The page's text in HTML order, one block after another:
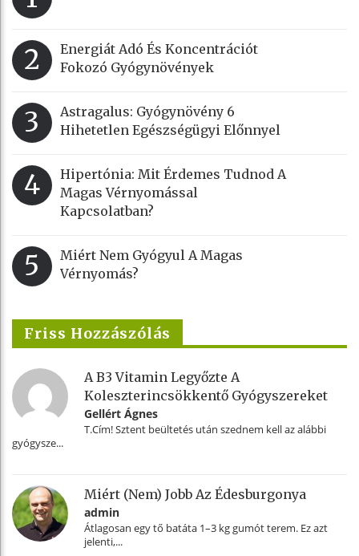
2
Energiát Adó És Koncentrációt
Fokozó Gyógynövények
3
Astragalus: Gyógynövény 6
Hihetetlen Egészségügyi Előnnyel
4
Hipertónia: Mit Érdemes Tudnod A
Magas Vérnyomással
Kapcsolatban?
5
Miért Nem Gyógyul A Magas
Vérnyomás?
Friss Hozzászólás
A B3 Vitamin Legyőzte A
Koleszterincsökkentő Gyógyszereket
Gellért Ágnes
T.Cím! Sztent beültetés után szednem kell az alábbi
gyógysze...
Miért (nem) Jobb Az Édesburgonya
admin
Átlagosan egy tő batáta 1–3 kg gumót terem. Ez azt
jelenti,...